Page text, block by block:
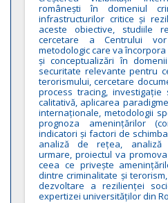
românești în domeniul
infrastructurilor critice și
aceste obiective, studiile
cercetare a Centrului
metodologic care va
și conceptualizări în
securitate relevante pentru
terorismului, cercetare
process tracing, investigație
calitativă, aplicarea
internaționale, metodologii
prognoza amenințărilor
indicatori și factori de
analiză de rețea, analiză
urmare, proiectul va
ceea ce privește
dintre criminalitate și
dezvoltare a rezilienței
expertizei universităților din